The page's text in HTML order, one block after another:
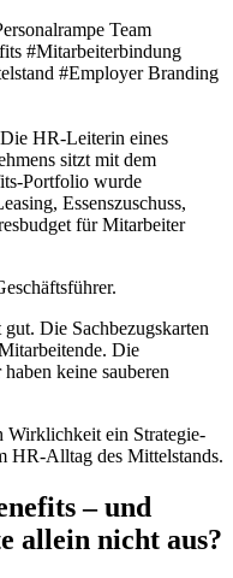
Team
#Mitarbeiterbindung
#Employer Branding
HR-Leiterin eines
sitzt mit dem
Portfolio wurde
Essenszuschuss,
für Mitarbeiter
Die Sachbezugskarten
Die
keine sauberen
Wirklichkeit ein Strategie-
HR-Alltag des Mittelstands.
– und
allein nicht aus?